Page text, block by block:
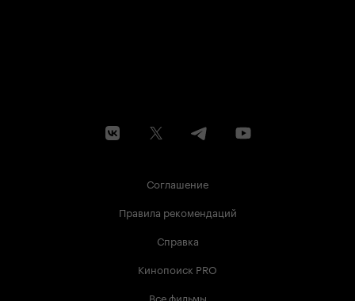
Соглашение
Правила рекомендаций
Справка
Кинопоиск PRO
Все фильмы